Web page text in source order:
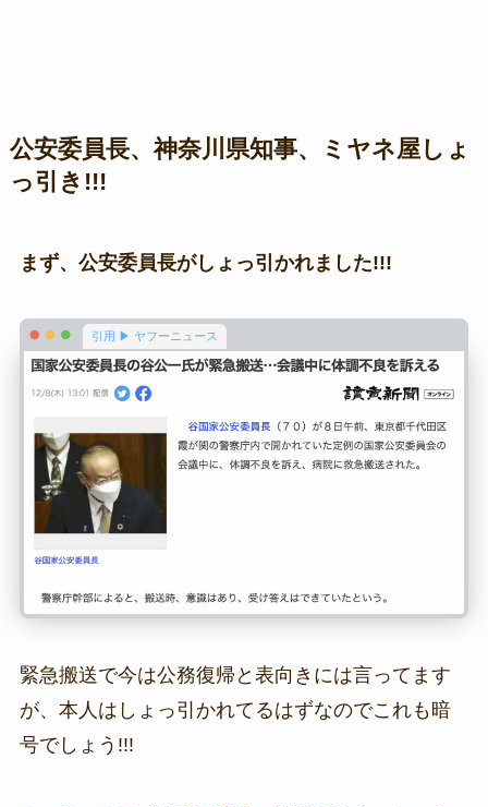
公安委員長、神奈川県知事、ミヤネ屋しょ
っ引き!!!
まず、公安委員長がしょっ引かれました!!!
引用 ▶ ヤフーニュース
緊急搬送で今は公務復帰と表向きには言ってます
が、本人はしょっ引かれてるはずなのでこれも暗
号でしょう!!!